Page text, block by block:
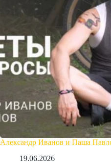
Александр Иванов и Паша
19.06.2026